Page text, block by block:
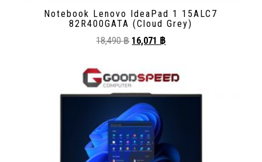
Notebook Lenovo IdeaPad 1 15ALC7
82R400GATA (Cloud Grey)
18,490฿ 16,071 ฿